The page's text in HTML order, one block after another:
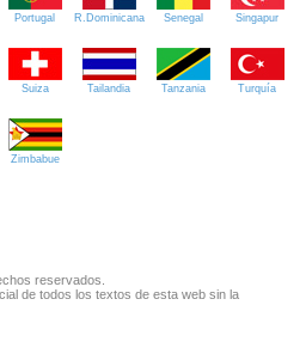
Portugal R.Dominicana Senegal Singapur
Suiza Tailandia Tanzania Turquía
Zimbabue
reservados.
de todos los textos de esta web sin la